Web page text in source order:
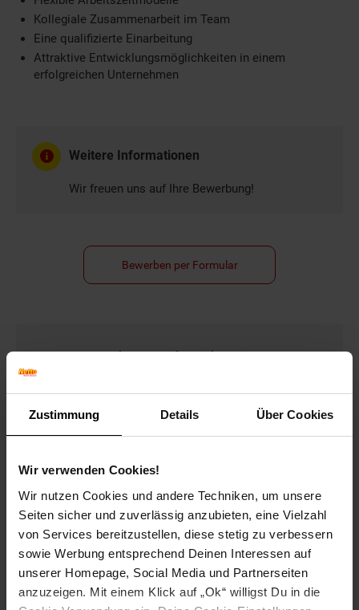
Zustimmung Details Über Cookies
Wir verwenden Cookies!
Wir nutzen Cookies und andere Techniken, um unsere
Seiten sicher und zuverlässig anzubieten, eine Vielzahl
von Services bereitzustellen, diese stetig zu verbessern
sowie Werbung entsprechend Deinen Interessen auf
unserer Homepage, Social Media und Partnerseiten
anzuzeigen. Mit einem Klick auf „Ok“ willigst Du in die
Kollegiale Zusammenarbeit im Team
Eine qualifizierte Einarbeitung
Attraktive Entwicklungsmöglichkeiten in einem
erfolgreichen Unternehmen
Weitere Informationen
Wir freuen uns auf Ihre Bewerbung!
Bewerben per Formular
Folge uns auf Social Media!
Hinweis: Aus Gründen der leichteren Lesbarkeit verwenden
wir im Textverlauf die männliche Form der Anrede.
Selbstverständlich sind bei Netto Menschen jeder
Geschlechtsidentität willkommen.
Fußzeile
Weitere Online-Angebote